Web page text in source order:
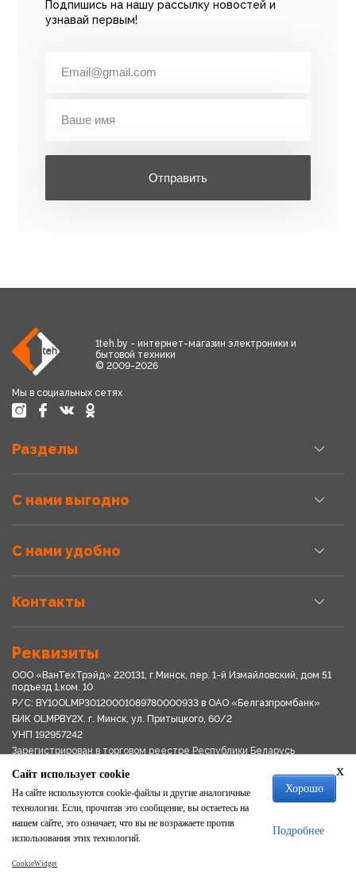
Подпишись на нашу рассылку новостей и
узнавай первым!
Отправить
1teh.by - интернет-магазин электроники и
бытовой техники
© 2009-2026
Мы в социальных сетях
Разделы
С нами выгодно
С нами удобно
Контакты
Реквизиты
ООО «ВанТехТрэйд» 220131, г.Минск, пер. 1-й Измайловский, дом 51
подъезд 1,ком. 10
Р/С: BY10OLMP30120001089780000933 в OАО «Белгазпромбанк»
БИК OLMPBY2X. г. Минск, ул. Притыцкого, 60/2
УНП 192957242
Зарегистрирован в торговом реестре Республики Беларусь
Свидетельство о регистрации № 192957242выдано 18.08.2017
Мингориспоплком
Политика обработки персональных данных
Положение о системе видеонаблюдения
Политика в отношении обработки файлов cookie
x
Сайт использует cookie
На сайте используются cookie-файлы и другие аналогичные
технологии. Если, прочитав это сообщение, вы остаетесь на
нашем сайте, это означает, что вы не возражаете против
использования этих технологий.
Хорошо
Подробнее
CookieWidget